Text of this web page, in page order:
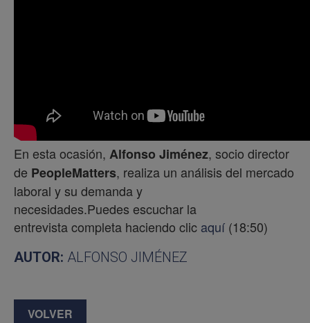
En esta ocasión, Alfonso Jiménez, socio director
de PeopleMatters, realiza un análisis del mercado
laboral y su demanda y
necesidades.Puedes escuchar la
entrevista completa haciendo clic aquí (18:50)
AUTOR: ALFONSO JIMÉNEZ
VOLVER